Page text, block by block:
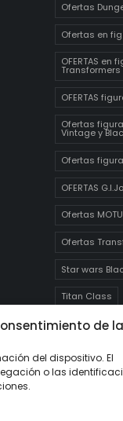
de
del dispositivo. El
o las
Ofertas
Ofertas en
OFERTAS en
Transformers
OFERTAS
Ofertas
Vintage y
Ofertas
OFERTAS
Ofertas MOTU
Ofertas
Star wars
Titan Class
Weaponizer